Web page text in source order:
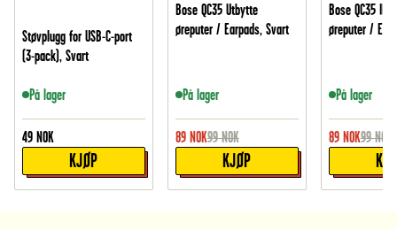
Støvplugg for USB-C-port
(3-pack), Svart
På lager
49 NOK
KJØP
Bose QC35 Utbytte
øreputer / Earpads, Svart
På lager
89 NOK99 NOK
KJØP
Bose QC35 II
øreputer /
På lager
89 NOK99 NOK